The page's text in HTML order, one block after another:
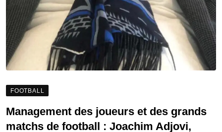
FOOTBALL
Management des joueurs et des grands
matchs de football : Joachim Adjovi,